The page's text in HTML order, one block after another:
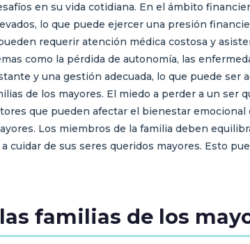
en su vida cotidiana. En el ámbito
lo que puede ejercer una presión
requerir atención médica costosa y
como la pérdida de autonomía, las
y una gestión adecuada, lo que puede ser
de los mayores. El miedo a perder a un ser
que pueden afectar el bienestar
Los miembros de la familia deben
cuidar de sus seres queridos mayores. Esto
familias de los